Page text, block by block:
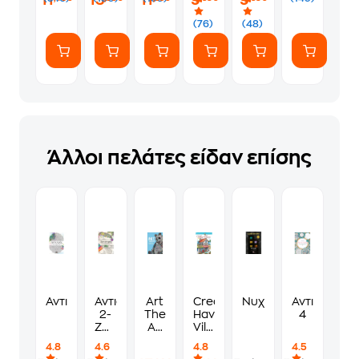
(76)
Comfy
Coco
Wyo
(48)
και
2.0
mm
(80
Τεμάχια)
Άλλοι πελάτες είδαν επίσης
Αντιστρές
4.8
Αντιστρές
2-
Ζωικό
4.6
Art
Therapy:
An
Creative
Haven
Village
Coloring
4.8
ΝυχτωδίεςΑντιστρές
4
4.5